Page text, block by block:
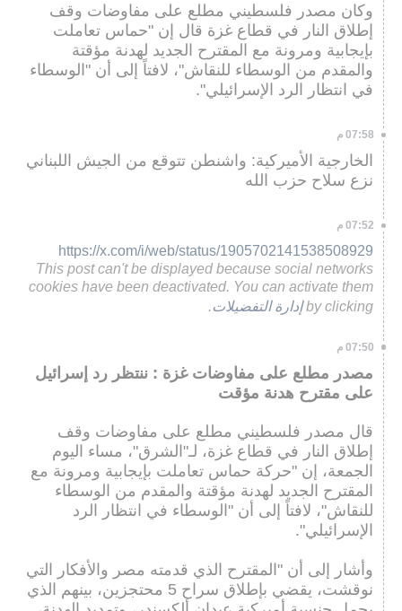
وكان مصدر فلسطيني مطلع على مفاوضات وقف
إطلاق النار في قطاع غزة قال إن "حماس تعاملت
بإيجابية ومرونة مع المقترح الجديد لهدنة مؤقتة
والمقدم من الوسطاء للنقاش"، لافتاً إلى أن "الوسطاء
في انتظار الرد الإسرائيلي".
07:58 م
الخارجية الأميركية: واشنطن تتوقع من الجيش اللبناني
نزع سلاح حزب الله
07:52 م
https://x.com/i/web/status/1905702141538508929
This post can't be displayed because social networks
cookies have been deactivated. You can activate them
by clicking إدارة التفضيلات.
07:50 م
مصدر مطلع على مفاوضات غزة : ننتظر رد إسرائيل
على مقترح هدنة مؤقت
قال مصدر فلسطيني مطلع على مفاوضات وقف
إطلاق النار في قطاع غزة، لـ"الشرق"، مساء اليوم
الجمعة، إن "حركة حماس تعاملت بإيجابية ومرونة مع
المقترح الجديد لهدنة مؤقتة والمقدم من الوسطاء
للنقاش"، لافتاً إلى أن "الوسطاء في انتظار الرد
الإسرائيلي".
وأشار إلى أن "المقترح الذي قدمته مصر والأفكار التي
نوقشت، يقضي بإطلاق سراح 5 محتجزين، بينهم الذي